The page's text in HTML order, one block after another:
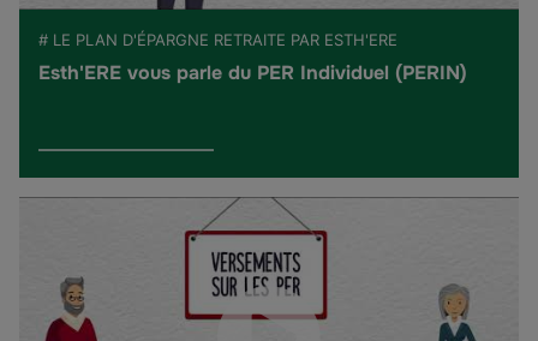
# LE PLAN D'ÉPARGNE RETRAITE PAR ESTH'ERE
Esth'ERE vous parle du PER Individuel (PERIN)